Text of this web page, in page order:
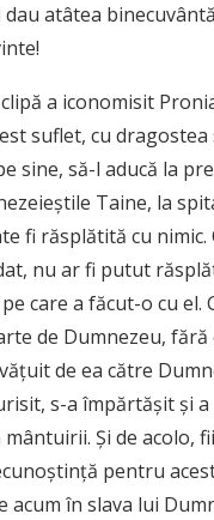
atâtea
a iconomisit
suflet, cu dragostea
sine, să-l aducă la
Taine, la
fi răsplătită cu nimic.
nu ar fi putut
care a făcut-o cu el.
de Dumnezeu, fără
de ea către
s-a împărtășit și a
mântuirii. Și de acolo,
pentru
acum în slava lui